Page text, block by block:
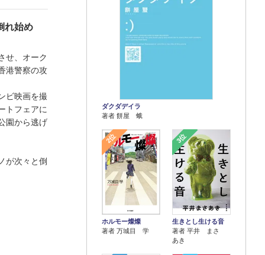
れ始め
せ、オーク
港警察の攻
ビ映画を撮
トフェアに
園から逃げ
が次々と倒
ダクダデイラ
著者 餅屋 蛾
2位
ホルモー燦燦
著者 万城目 学
3位
生きとし生ける音
著者 平井 まさ
あき